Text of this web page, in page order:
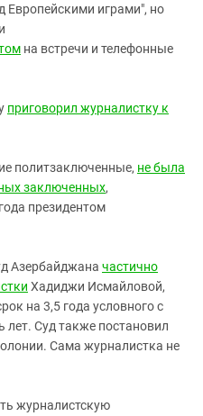
Европейскими играми", но
на встречи и телефонные
приговорил журналистку к
политзаключенные, не была
заключенных,
президентом
Азербайджана частично
Хадиджи Исмайловой,
на 3,5 года условного с
Суд также постановил
Сама журналистка не
журналистскую